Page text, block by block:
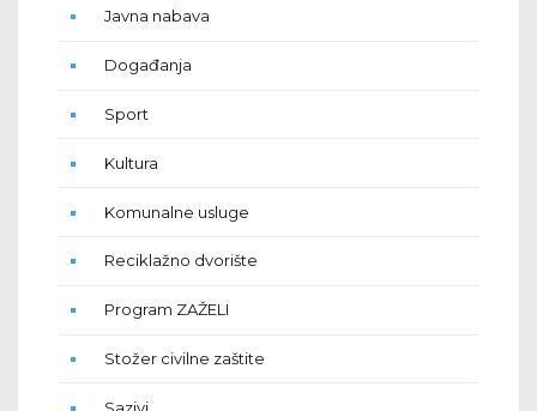
Javna nabava
Događanja
Sport
Kultura
Komunalne usluge
Reciklažno dvorište
Program ZAŽELI
Stožer civilne zaštite
Sazivi